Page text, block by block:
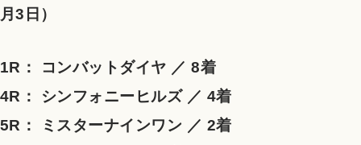
月3日）
1R： コンバットダイヤ ／ 8着
4R： シンフォニーヒルズ ／ 4着
5R： ミスターナインワン ／ 2着